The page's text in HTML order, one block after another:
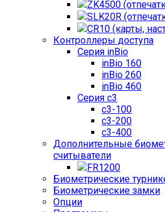
ZK4500
SLK20R
CR10 (карты,
Контроллеры доступа
Серия inBio
inBio 160
inBio 260
inBio 460
Серия c3
c3-100
c3-200
c3-400
Дополнительные
считыватели
FR1200
Биометрические
Биометрические замки
Опции